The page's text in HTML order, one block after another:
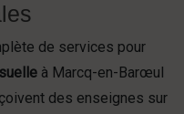
de services pour
à Marcq-en-Barœul
des enseignes sur